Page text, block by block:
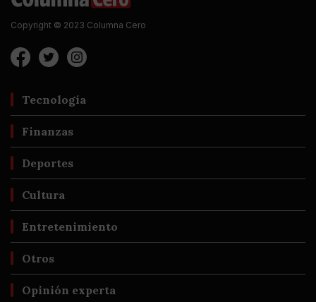
Copyright © 2023 Columna Cero
Tecnología
Finanzas
Deportes
Cultura
Entretenimiento
Otros
Opinión experta